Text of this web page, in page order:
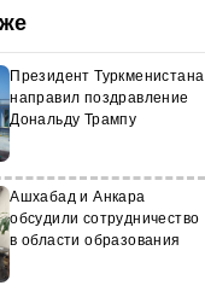
Президент Туркменистана
направил поздравление
Дональду Трампу
Ашхабад и Анкара
обсудили сотрудничество
в области образования